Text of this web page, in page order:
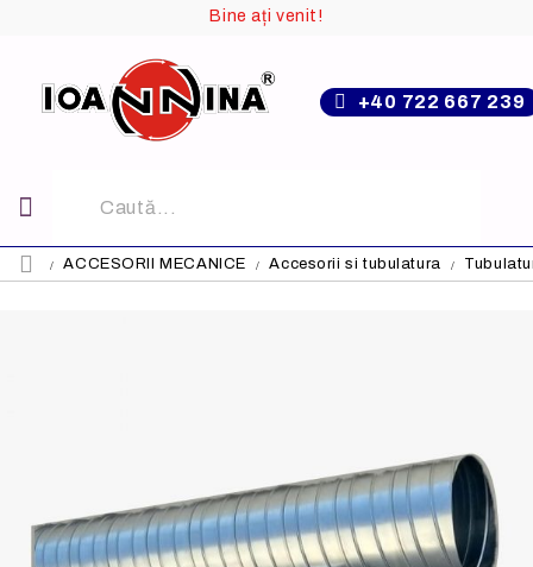
Bine ați venit!
+40 722 667 239
ACCESORII MECANICE Accesorii si tubulatura